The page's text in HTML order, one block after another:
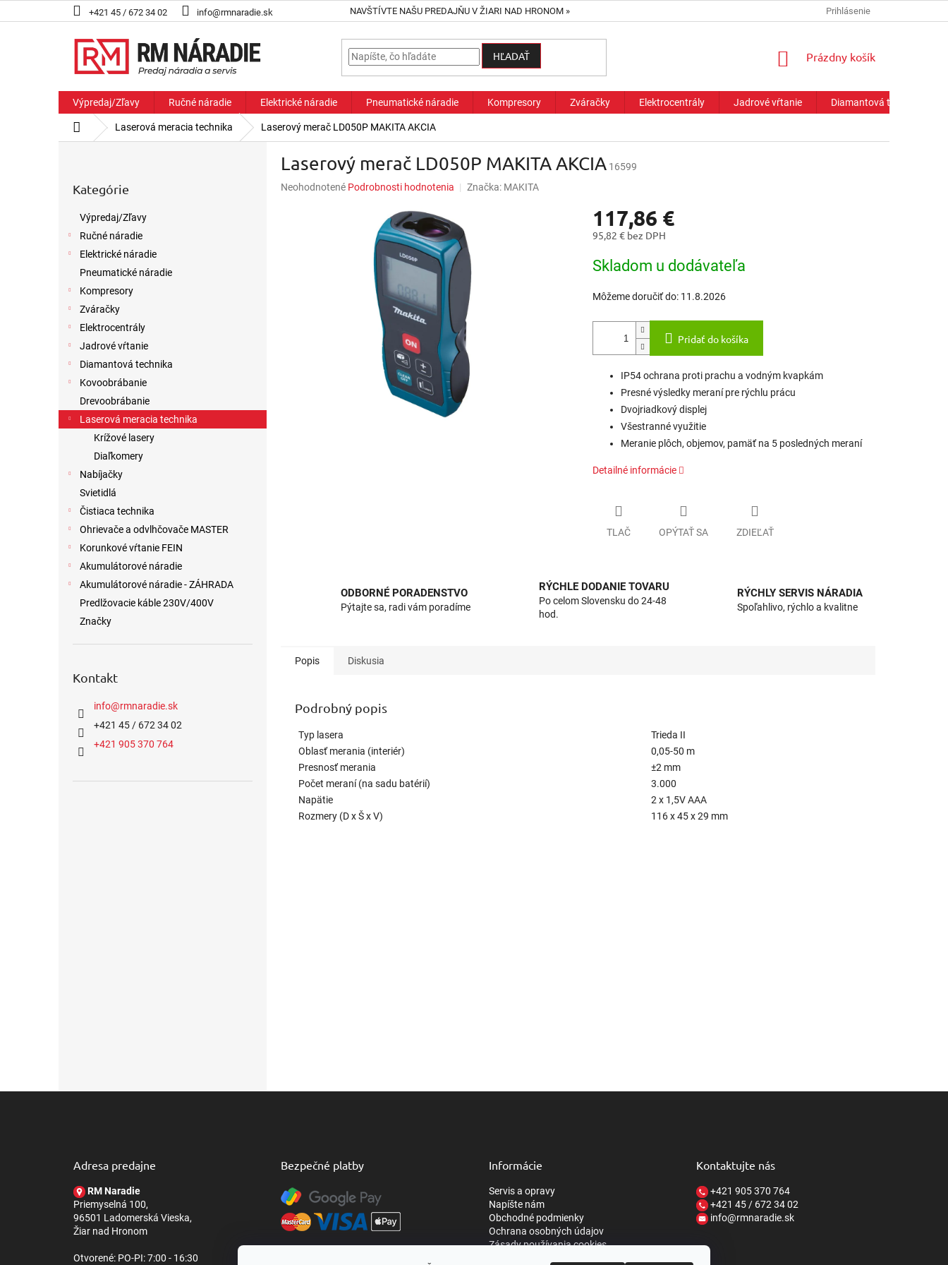
na
+421 45 / 672 34 02 info@rmnaradie.sk NAVŠTÍVTE NAŠU PREDAJŇU V ŽIARI NAD HRONOM » Prihlásenie
HĽADAŤ
NÁKUPNÝ
Prázdny košík
Výpredaj/Zľavy Ručné náradie Elektrické náradie Pneumatické náradie Kompresory Zváračky Elektrocentrály Jadrové vŕtanie Diamantová technika
DomovLaserová meracia technika Laserový merač LD050P MAKITA AKCIA
kategórie
Kategórie
Výpredaj/Zľavy
Ručné náradie
Elektrické náradie
Pneumatické náradie
Kompresory
Zváračky
Elektrocentrály
Jadrové vŕtanie
Diamantová technika
Kovoobrábanie
Drevoobrábanie
Laserová meracia technika
Krížové lasery
Diaľkomery
Nabíjačky
Svietidlá
Čistiaca technika
Ohrievače a odvlhčovače MASTER
Korunkové vŕtanie FEIN
Akumulátorové náradie
Akumulátorové náradie - ZÁHRADA
Predlžovacie káble 230V/400V
Značky
Kontakt
info@rmnaradie.sk
+421 45 / 672 34 02
+421 905 370 764
Laserový merač LD050P MAKITA AKCIA 16599
Priemerné
Neohodnotené Podrobnosti hodnotenia Značka: MAKITA
117,86 €
95,82 € bez DPH
cena:
Skladom u dodávateľa
Môžeme doručiť do: 11.8.2026
Pridať do košíka
IP54 ochrana proti prachu a vodným kvapkám
Presné výsledky meraní pre rýchlu prácu
Dvojriadkový displej
Všestranné využitie
Meranie plôch, objemov, pamäť na 5 posledných meraní
Detailné informácie
TLAČ OPÝTAŤ SA ZDIEĽAŤ
ODBORNÉ PORADENSTVO
Pýtajte sa, radi vám poradíme
RÝCHLE DODANIE TOVARU
Po celom Slovensku do 24-48
hod.
RÝCHLY SERVIS NÁRADIA
Spoľahlivo, rýchlo a kvalitne
Popis Diskusia
Podrobný popis
Typ lasera
Trieda II
Oblasť merania (interiér)
0,05-50 m
Presnosť merania
±2 mm
Počet meraní (na sadu batérií)
3.000
Napätie
2 x 1,5V AAA
Rozmery (D x Š x V)
116 x 45 x 29 mm
Adresa predajne
RM Naradie
Priemyselná 100,
96501 Ladomerská Vieska,
Žiar nad Hronom
Otvorené: PO-PI: 7:00 - 16:30
Bezpečné platby Informácie
Servis a opravy
Napíšte nám
Obchodné podmienky
Ochrana osobných údajov
Zásady používania cookies
Kontaktujte nás
+421 905 370 764
+421 45 / 672 34 02
info@rmnaradie.sk